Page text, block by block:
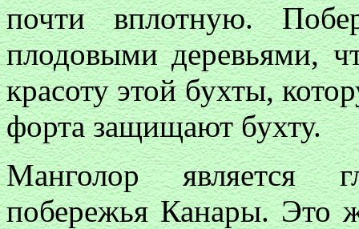
почти вплотную.
плодовыми деревьями,
красоту этой бухты,
форта защищают бухту.
Манголор является
побережья Канары. Это